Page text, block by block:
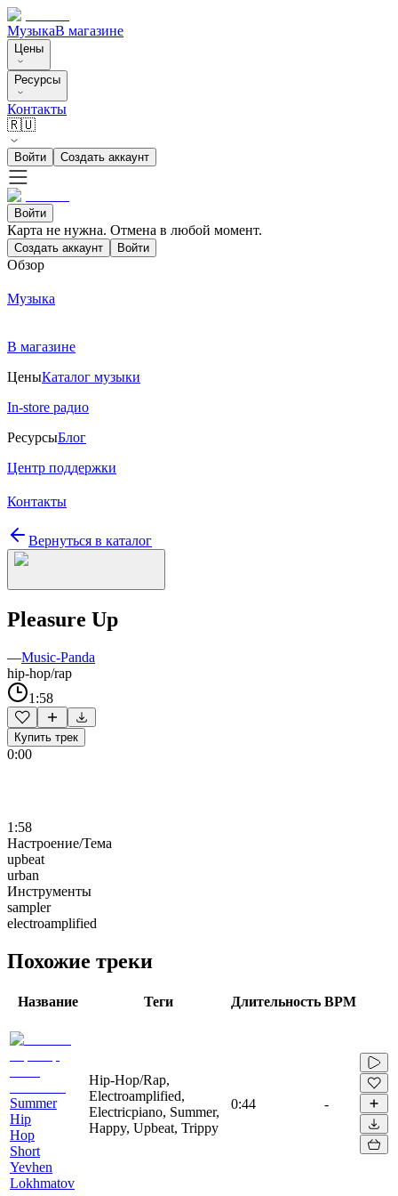
МузыкаВ магазине
Цены
Ресурсы
Контакты
🇷🇺
Войти Создать аккаунт
Войти
Карта не нужна. Отмена в любой момент.
Создать аккаунт Войти
Обзор
Музыка
В магазине
ЦеныКаталог музыки
In-store радио
РесурсыБлог
Центр поддержки
Контакты
Вернуться в каталог
Pleasure Up
—Music-Panda
hip-hop/rap
1:58
Купить трек
0:00
1:58
Настроение/Тема
upbeat
urban
Инструменты
sampler
electroamplified
Похожие треки
Название Теги Длительность BPM
Summer
Hip
Hop
Short
Yevhen
Lokhmatov
Hip-Hop/Rap,
Electroamplified,
Electricpiano, Summer,
Happy, Upbeat, Trippy
0:44 -